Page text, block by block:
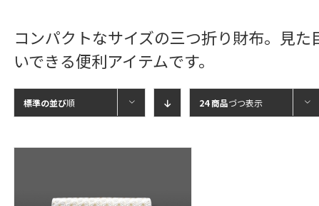
コンパクトなサイズの三つ折り財布。見
いできる便利アイテムです。
標準の並び順 24 商品づつ表示